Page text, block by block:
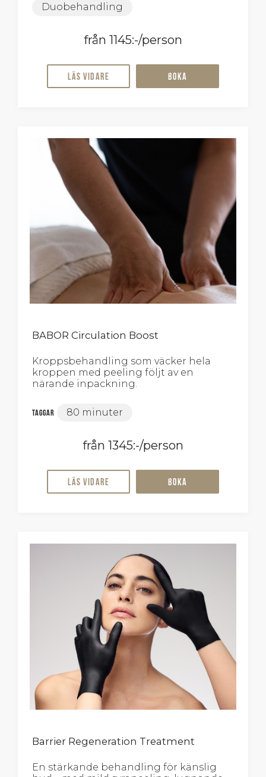
Duobehandling
från 1145:-/person
Läs vidare Boka
BABOR Circulation Boost
Kroppsbehandling som väcker hela
kroppen med peeling följt av en
närande inpackning.
Taggar 80 minuter
från 1345:-/person
Läs vidare Boka
Barrier Regeneration Treatment
En stärkande behandling för känslig